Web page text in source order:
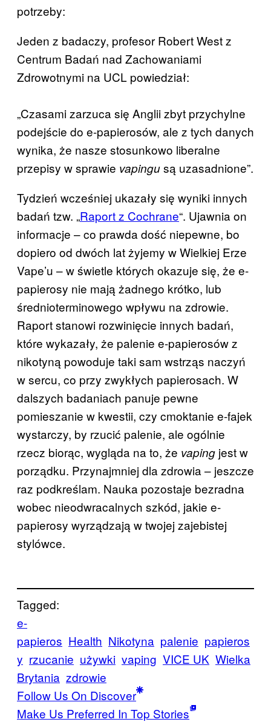
potrzeby:
Jeden z badaczy, profesor Robert West z
Centrum Badań nad Zachowaniami
Zdrowotnymi na UCL powiedział:
„Czasami zarzuca się Anglii zbyt przychylne
podejście do e-papierosów, ale z tych danych
wynika, że nasze stosunkowo liberalne
przepisy w sprawie vapingusą uzasadnione”.
Tydzień wcześniej ukazały się wyniki innych
badań tzw. „Raport z Cochrane“. Ujawnia on
informacje – co prawda dość niepewne, bo
dopiero od dwóch lat żyjemy w Wielkiej Erze
Vape’u – w świetle których okazuje się, że e-
papierosy nie mają żadnego krótko, lub
średnioterminowego wpływu na zdrowie.
Raport stanowi rozwinięcie innych badań,
które wykazały, że palenie e-papierosów z
nikotyną powoduje taki sam wstrząs naczyń
w sercu, co przy zwykłych papierosach. W
dalszych badaniach panuje pewne
pomieszanie w kwestii, czy cmoktanie e-fajek
wystarczy, by rzucić palenie, ale ogólnie
rzecz biorąc, wygląda na to, że vaping jest w
porządku. Przynajmniej dla zdrowia – jeszcze
raz podkreślam. Nauka pozostaje bezradna
wobec nieodwracalnych szkód, jakie e-
papierosy wyrządzają w twojej zajebistej
stylówce.
Tagged:
e-
papieros Health Nikotyna palenie papieros
y rzucanie używki vaping VICE UK Wielka
Brytania zdrowie
Follow Us On Discover
Make Us Preferred In Top Stories